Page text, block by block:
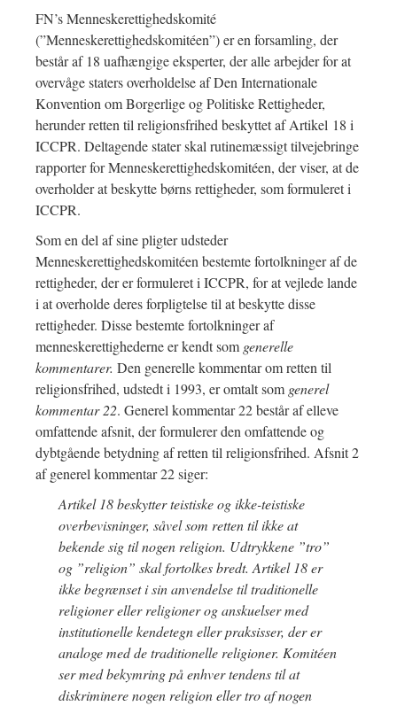
FN’s Menneskerettighedskomité
(”Menneskerettighedskomitéen”) er en forsamling, der
består af 18 uafhængige eksperter, der alle arbejder for at
overvåge staters overholdelse af Den Internationale
Konvention om Borgerlige og Politiske Rettigheder,
herunder retten til religionsfrihed beskyttet af Artikel 18 i
ICCPR. Deltagende stater skal rutinemæssigt tilvejebringe
rapporter for Menneskerettighedskomitéen, der viser, at de
overholder at beskytte børns rettigheder, som formuleret i
ICCPR.
Som en del af sine pligter udsteder
Menneskerettighedskomitéen bestemte fortolkninger af de
rettigheder, der er formuleret i ICCPR, for at vejlede lande
i at overholde deres forpligtelse til at beskytte disse
rettigheder. Disse bestemte fortolkninger af
menneskerettighederne er kendt som generelle
kommentarer. Den generelle kommentar om retten til
religionsfrihed, udstedt i 1993, er omtalt som generel
kommentar 22. Generel kommentar 22 består af elleve
omfattende afsnit, der formulerer den omfattende og
dybtgående betydning af retten til religionsfrihed. Afsnit 2
af generel kommentar 22 siger:
Artikel 18 beskytter teistiske og ikke-teistiske
overbevisninger, såvel som retten til ikke at
bekende sig til nogen religion. Udtrykkene ”tro”
og ”religion” skal fortolkes bredt. Artikel 18 er
ikke begrænset i sin anvendelse til traditionelle
religioner eller religioner og anskuelser med
institutionelle kendetegn eller praksisser, der er
analoge med de traditionelle religioner. Komitéen
ser med bekymring på enhver tendens til at
diskriminere nogen religion eller tro af nogen